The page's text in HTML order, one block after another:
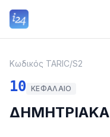
Κωδικός TARIC/S2
10 ΚΕΦΆΛΑΙΟ
ΔΗΜΗΤΡΙΑΚΑ